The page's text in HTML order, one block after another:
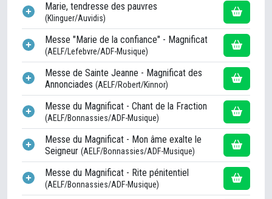
Marie, tendresse des pauvres
(Klinguer/Auvidis)
Messe "Marie de la confiance" - Magnificat
(AELF/Lefebvre/ADF-Musique)
Messe de Sainte Jeanne - Magnificat des
Annonciades (AELF/Robert/Kinnor)
Messe du Magnificat - Chant de la Fraction
(AELF/Bonnassies/ADF-Musique)
Messe du Magnificat - Mon âme exalte le
Seigneur (AELF/Bonnassies/ADF-Musique)
Messe du Magnificat - Rite pénitentiel
(AELF/Bonnassies/ADF-Musique)